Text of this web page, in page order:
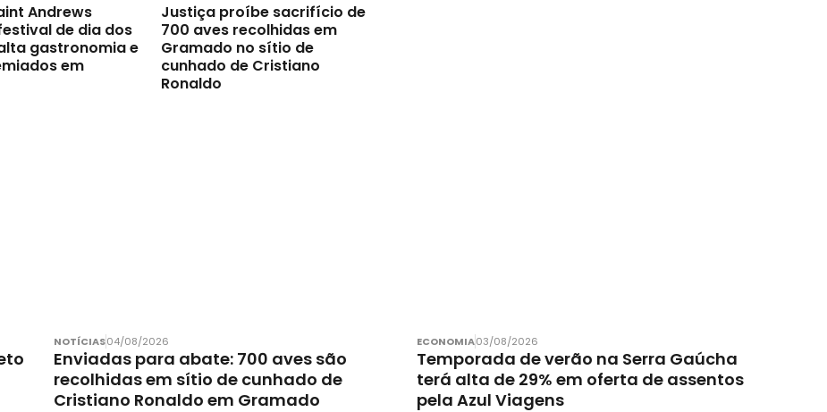
Andrews
de dia dos
gastronomia e
em
Justiça proíbe sacrifício de
700 aves recolhidas em
Gramado no sítio de
cunhado de Cristiano
Ronaldo
NOTÍCIAS04/08/2026
Enviadas para abate: 700 aves são
recolhidas em sítio de cunhado de
Cristiano Ronaldo em Gramado
ECONOMIA03/08/2026
Temporada de verão na Serra Gaúcha
terá alta de 29% em oferta de assentos
pela Azul Viagens